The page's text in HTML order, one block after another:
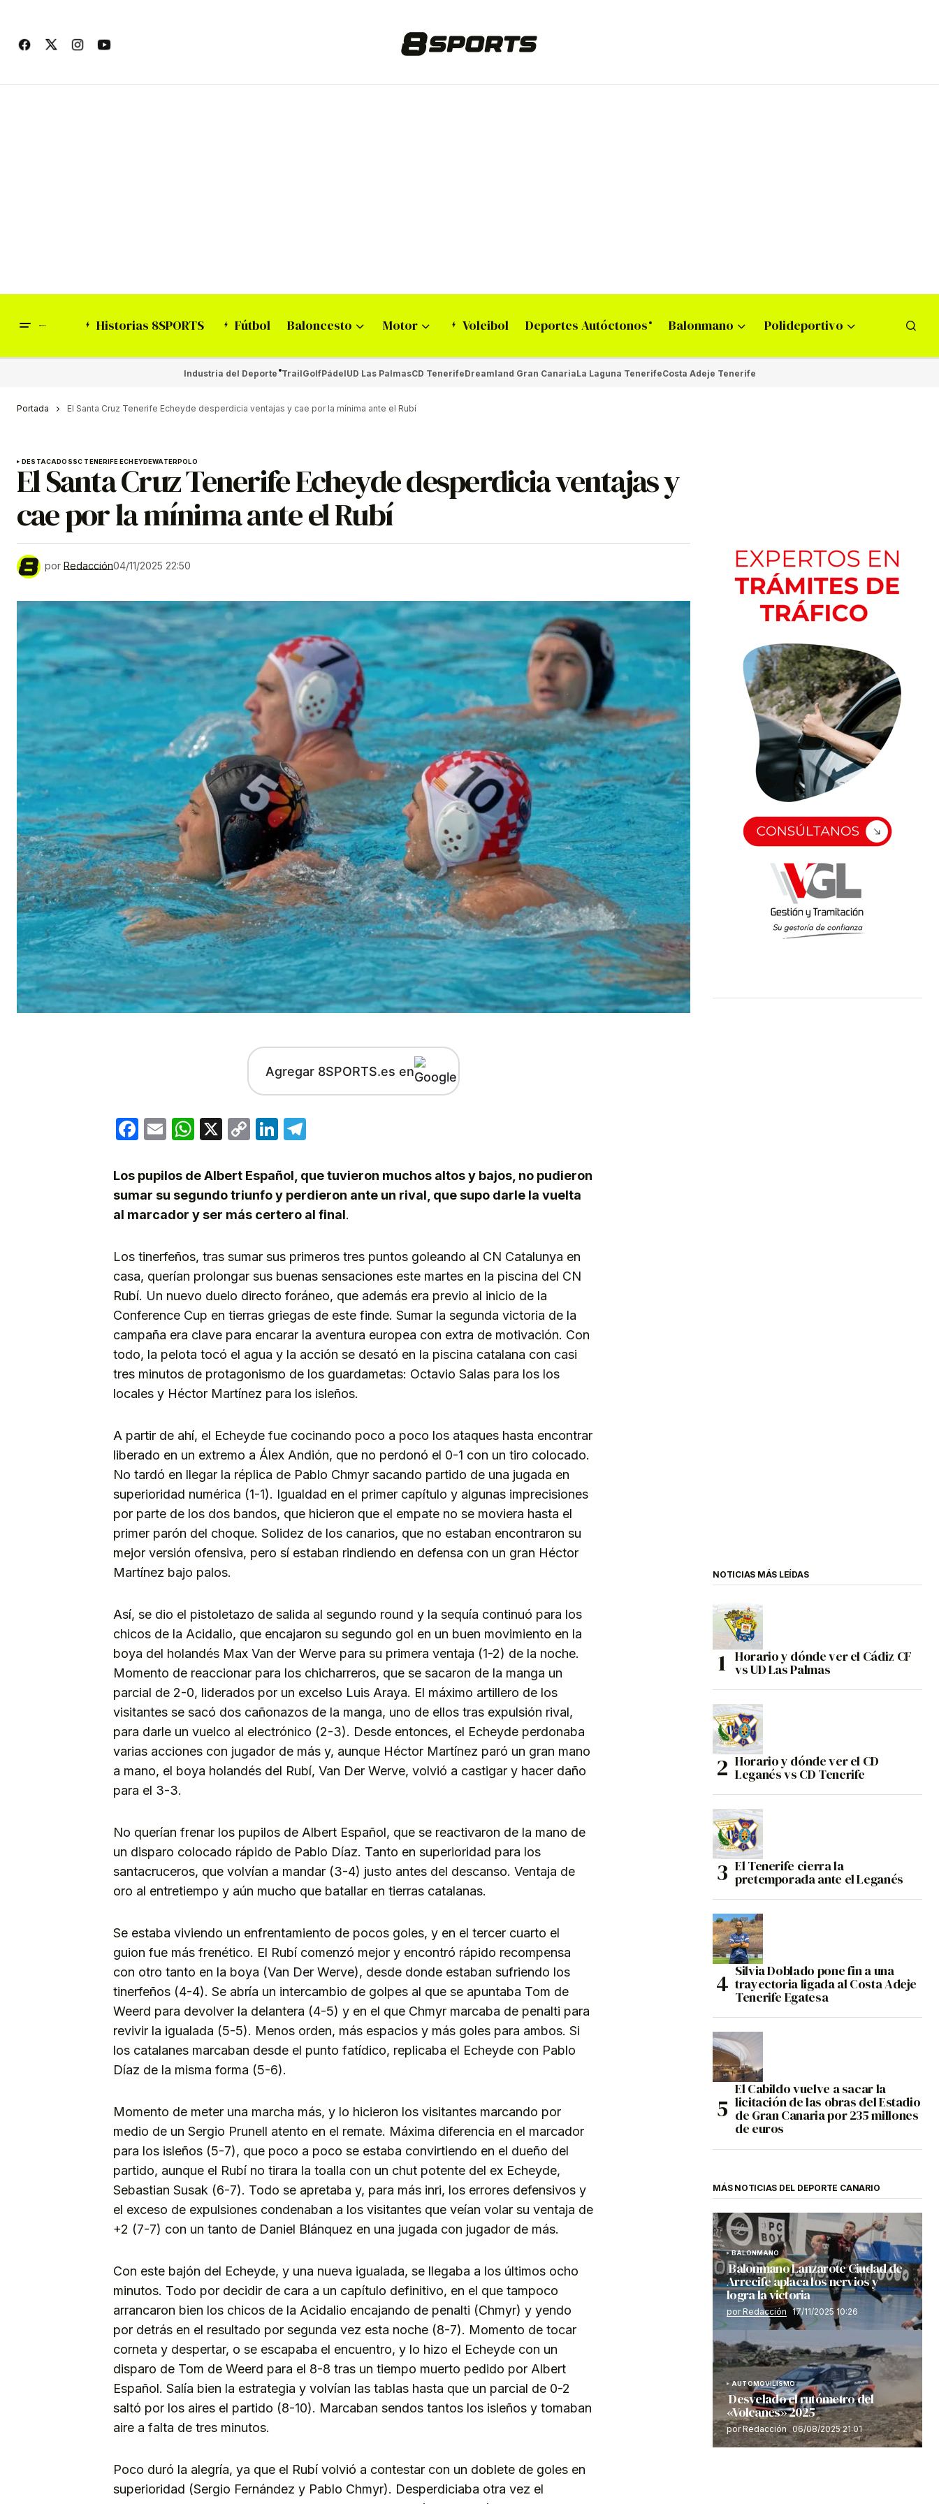
Historias 8SPORTS Fútbol Baloncesto Motor Voleibol Deportes Autóctonos Balonmano Polideportivo
Industria del Deporte TrailGolfPádelUD Las PalmasCD TenerifeDreamland Gran CanariaLa Laguna TenerifeCosta Adeje Tenerife
Portada El Santa Cruz Tenerife Echeyde desperdicia ventajas y cae por la mínima ante el Rubí
DESTACADOSSC TENERIFE ECHEYDEWATERPOLO
El Santa Cruz Tenerife Echeyde desperdicia ventajas y
cae por la mínima ante el Rubí
por Redacción04/11/2025 22:50
Agregar 8SPORTS.es en
Facebook
EmailWhatsApp
X
CopyLinkedIn
Los pupilos de Albert Español, que tuvieron muchos altos y bajos, no pudieron
sumar su segundo triunfo y perdieron ante un rival, que supo darle la vuelta
al marcador y ser más certero al final.
Los tinerfeños, tras sumar sus primeros tres puntos goleando al CN Catalunya en
casa, querían prolongar sus buenas sensaciones este martes en la piscina del CN
Rubí. Un nuevo duelo directo foráneo, que además era previo al inicio de la
Conference Cup en tierras griegas de este finde. Sumar la segunda victoria de la
campaña era clave para encarar la aventura europea con extra de motivación. Con
todo, la pelota tocó el agua y la acción se desató en la piscina catalana con casi
tres minutos de protagonismo de los guardametas: Octavio Salas para los los
locales y Héctor Martínez para los isleños.
A partir de ahí, el Echeyde fue cocinando poco a poco los ataques hasta encontrar
liberado en un extremo a Álex Andión, que no perdonó el 0-1 con un tiro colocado.
No tardó en llegar la réplica de Pablo Chmyr sacando partido de una jugada en
superioridad numérica (1-1). Igualdad en el primer capítulo y algunas imprecisiones
por parte de los dos bandos, que hicieron que el empate no se moviera hasta el
primer parón del choque. Solidez de los canarios, que no estaban encontraron su
mejor versión ofensiva, pero sí estaban rindiendo en defensa con un gran Héctor
Martínez bajo palos.
Así, se dio el pistoletazo de salida al segundo round y la sequía continuó para los
chicos de la Acidalio, que encajaron su segundo gol en un buen movimiento en la
boya del holandés Max Van der Werve para su primera ventaja (1-2) de la noche.
Momento de reaccionar para los chicharreros, que se sacaron de la manga un
parcial de 2-0, liderados por un excelso Luis Araya. El máximo artillero de los
visitantes se sacó dos cañonazos de la manga, uno de ellos tras expulsión rival,
para darle un vuelco al electrónico (2-3). Desde entonces, el Echeyde perdonaba
varias acciones con jugador de más y, aunque Héctor Martínez paró un gran mano
a mano, el boya holandés del Rubí, Van Der Werve, volvió a castigar y hacer daño
para el 3-3.
No querían frenar los pupilos de Albert Español, que se reactivaron de la mano de
un disparo colocado rápido de Pablo Díaz. Tanto en superioridad para los
santacruceros, que volvían a mandar (3-4) justo antes del descanso. Ventaja de
oro al entretiempo y aún mucho que batallar en tierras catalanas.
Se estaba viviendo un enfrentamiento de pocos goles, y en el tercer cuarto el
guion fue más frenético. El Rubí comenzó mejor y encontró rápido recompensa
con otro tanto en la boya (Van Der Werve), desde donde estaban sufriendo los
tinerfeños (4-4). Se abría un intercambio de golpes al que se apuntaba Tom de
Weerd para devolver la delantera (4-5) y en el que Chmyr marcaba de penalti para
revivir la igualada (5-5). Menos orden, más espacios y más goles para ambos. Si
los catalanes marcaban desde el punto fatídico, replicaba el Echeyde con Pablo
Díaz de la misma forma (5-6).
Momento de meter una marcha más, y lo hicieron los visitantes marcando por
medio de un Sergio Prunell atento en el remate. Máxima diferencia en el marcador
para los isleños (5-7), que poco a poco se estaba convirtiendo en el dueño del
partido, aunque el Rubí no tirara la toalla con un chut potente del ex Echeyde,
Sebastian Susak (6-7). Todo se apretaba y, para más inri, los errores defensivos y
el exceso de expulsiones condenaban a los visitantes que veían volar su ventaja de
+2 (7-7) con un tanto de Daniel Blánquez en una jugada con jugador de más.
Con este bajón del Echeyde, y una nueva igualada, se llegaba a los últimos ocho
minutos. Todo por decidir de cara a un capítulo definitivo, en el que tampoco
arrancaron bien los chicos de la Acidalio encajando de penalti (Chmyr) y yendo
por detrás en el resultado por segunda vez esta noche (8-7). Momento de tocar
corneta y despertar, o se escapaba el encuentro, y lo hizo el Echeyde con un
disparo de Tom de Weerd para el 8-8 tras un tiempo muerto pedido por Albert
Español. Salía bien la estrategia y volvían las tablas hasta que un parcial de 0-2
saltó por los aires el partido (8-10). Marcaban sendos tantos los isleños y tomaban
aire a falta de tres minutos.
Poco duró la alegría, ya que el Rubí volvió a contestar con un doblete de goles en
superioridad (Sergio Fernández y Pablo Chmyr). Desperdiciaba otra vez el
NOTICIAS MÁS LEÍDAS
Horario y dónde ver el Cádiz CF
vs UD Las Palmas
Horario y dónde ver el CD
Leganés vs CD Tenerife
El Tenerife cierra la
pretemporada ante el Leganés
Silvia Doblado pone fin a una
trayectoria ligada al Costa Adeje
Tenerife Egatesa
El Cabildo vuelve a sacar la
licitación de las obras del Estadio
de Gran Canaria por 235 millones
de euros
MÁS NOTICIAS DEL DEPORTE CANARIO
BALONMANO
Balonmano Lanzarote Ciudad de
Arrecife aplaca los nervios y
logra la victoria
por Redacción 17/11/2025 10:26
AUTOMOVILISMO
Desvelado el rutómetro del
«Volcanes» 2025
por Redacción 06/08/2025 21:01